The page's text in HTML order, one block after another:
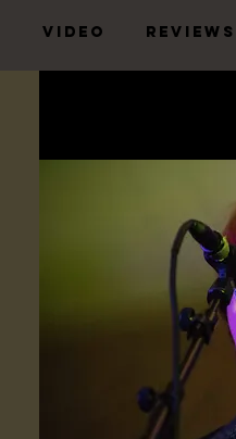
VIDEO REVIEWS